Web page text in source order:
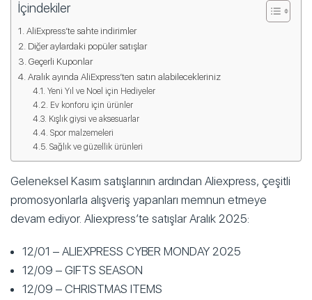
İçindekiler
AliExpress’te sahte indirimler
Diğer aylardaki popüler satışlar
Geçerli Kuponlar
Aralık ayında AliExpress’ten satın alabilecekleriniz
Yeni Yıl ve Noel için Hediyeler
Ev konforu için ürünler
Kışlık giysi ve aksesuarlar
Spor malzemeleri
Sağlık ve güzellik ürünleri
Geleneksel Kasım satışlarının ardından Aliexpress, çeşitli
promosyonlarla alışveriş yapanları memnun etmeye
devam ediyor. Aliexpress’te satışlar Aralık 2025:
12/01 – ALIEXPRESS CYBER MONDAY 2025
12/09 – GIFTS SEASON
12/09 – CHRISTMAS ITEMS